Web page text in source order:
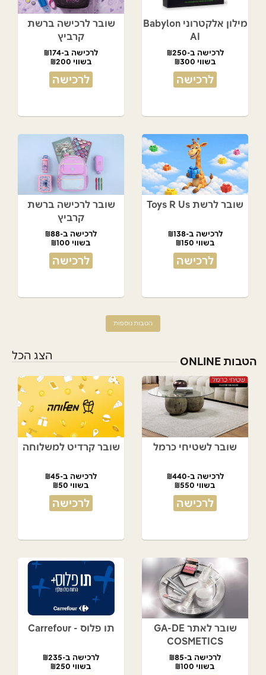
מילון אלקטרוני Babylon
AI
לרכישה ב-₪250
בשווי ₪300
לרכישה
שובר לרכישה ברשת
קרביץ
לרכישה ב-₪174
בשווי ₪200
לרכישה
שובר לרשת Toys R Us
לרכישה ב-₪138
בשווי ₪150
לרכישה
שובר לרכישה ברשת
קרביץ
לרכישה ב-₪88
בשווי ₪100
לרכישה
הטבות נוספות
הטבות ONLINE הצג הכל
שובר לשטיחי כרמל
לרכישה ב-₪440
בשווי ₪550
לרכישה
שובר קרדיט למשלוחה
לרכישה ב-₪45
בשווי ₪50
לרכישה
שובר לאתר GA-DE
COSMETICS
לרכישה ב-₪85
בשווי ₪100
תו פלוס - Carrefour
לרכישה ב-₪235
בשווי ₪250